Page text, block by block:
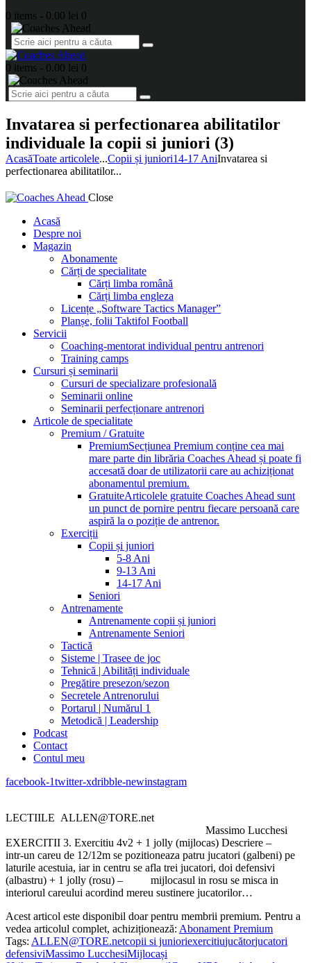
0 items - 0.00 lei 0
0 items - 0.00 lei 0
Invatarea si perfectionarea abilitatilor
individuale la copii si juniori (3)
AcasăToate articolele...Copii și juniori14-17 AniInvatarea si
perfectionarea abilitatilor...
Close
Acasă
Despre noi
Magazin
Abonamente
Cărți de specialitate
Cărți limba română
Cărți limba engleza
Licențe „Software Tactics Manager”
Planșe, folii Taktifol Football
Servicii
Coaching-mentorat individual pentru antrenori
Training camps
Cursuri și seminarii
Cursuri de specializare profesională
Seminarii online
Seminarii perfecționare antrenori
Articole de specialitate
Premium / Gratuite
PremiumSecțiunea Premium conține cea mai
mare parte din librăria Coaches Ahead și poate fi
accesată doar de utilizatorii care au achiziționat
abonamentul premium.
GratuiteArticolele gratuite Coaches Ahead sunt
un punct de pornire pentru fiecare persoană care
aspiră la o poziție de antrenor.
Exerciții
Copii și juniori
5-8 Ani
9-13 Ani
14-17 Ani
Seniori
Antrenamente
Antrenamente copii și juniori
Antrenamente Seniori
Tactică
Sisteme | Trasee de joc
Tehnică | Abilități individuale
Pregătire presezon/sezon
Secretele Antrenorului
Portarul | Numărul 1
Metodică | Leadership
Podcast
Contact
Contul meu
facebook-1twitter-xdribble-newinstagram
LECTIILE ALLEN@TORE.net
Massimo Lucchesi
EXERCITII 3. Exercitiu 4v2 + 1 jolly (mijlocas) Descriere –
intr-un careu de 12/12m se pozitioneaza patru jucatori (galbeni) pe
laturile acestuia, iar in centru se afla trei jucatori, doi defensivi
(albastru) + 1 jolly (rosu) – mijlocasul in rosu se misca in
interiorul careului acordind mereu sustinere jucatorilor…
Acest articol este disponibil doar pentru membrii premium. Pentru a
vedea articolul complet, achiziționează: Abonament Premium
Tags: ALLEN@TORE.netcopii si junioriexercitiujucătorjucatori
defensiviMassimo LucchesiMijlocași